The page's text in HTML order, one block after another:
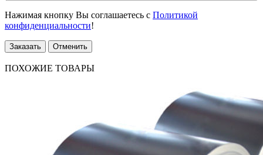
Нажимая кнопку Вы соглашаетесь с Политикой
конфиденциальности!
Заказать Отменить
ПОХОЖИЕ ТОВАРЫ